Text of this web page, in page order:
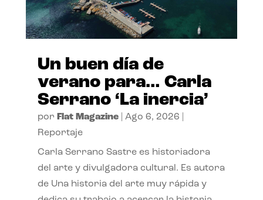
Un buen día de
verano para… Carla
Serrano ‘La inercia’
por Flat Magazine| Ago 6, 2026
Reportaje
Carla Serrano Sastre es historiadora
del arte y divulgadora cultural. Es autora
de Una historia del arte muy rápida y